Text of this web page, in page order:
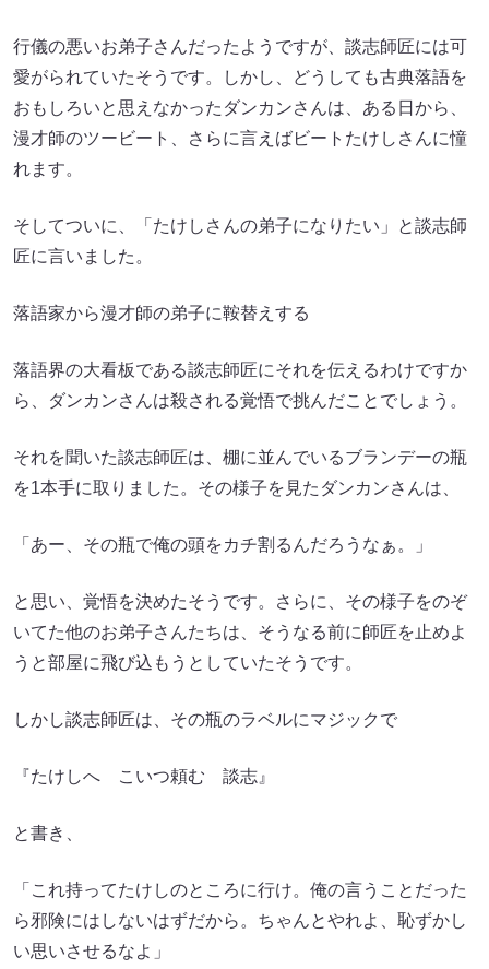
行儀の悪いお弟子さんだったようですが、談志師匠には可
愛がられていたそうです。しかし、どうしても古典落語を
おもしろいと思えなかったダンカンさんは、ある日から、
漫才師のツービート、さらに言えばビートたけしさんに憧
れます。
そしてついに、「たけしさんの弟子になりたい」と談志師
匠に言いました。
落語家から漫才師の弟子に鞍替えする
落語界の大看板である談志師匠にそれを伝えるわけですか
ら、ダンカンさんは殺される覚悟で挑んだことでしょう。
それを聞いた談志師匠は、棚に並んでいるブランデーの瓶
を1本手に取りました。その様子を見たダンカンさんは、
「あー、その瓶で俺の頭をカチ割るんだろうなぁ。」
と思い、覚悟を決めたそうです。さらに、その様子をのぞ
いてた他のお弟子さんたちは、そうなる前に師匠を止めよ
うと部屋に飛び込もうとしていたそうです。
しかし談志師匠は、その瓶のラベルにマジックで
『たけしへ こいつ頼む 談志』
と書き、
「これ持ってたけしのところに行け。俺の言うことだった
ら邪険にはしないはずだから。ちゃんとやれよ、恥ずかし
い思いさせるなよ」